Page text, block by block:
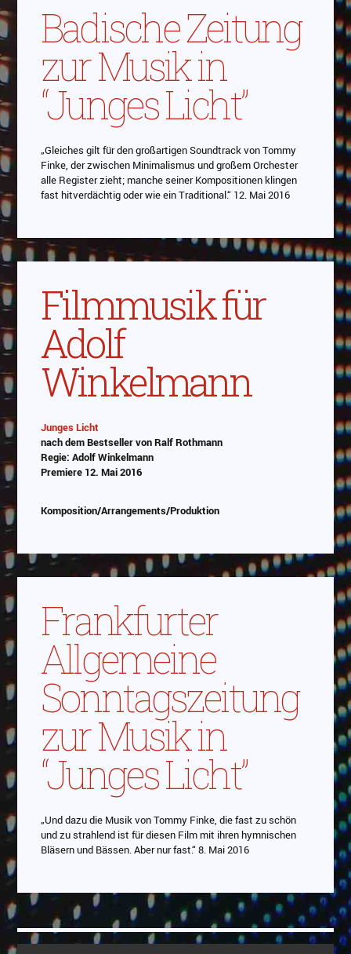
Badische Zeitung
zur Musik in
“Junges Licht”
„Gleiches gilt für den großartigen Soundtrack von Tommy
Finke, der zwischen Minimalismus und großem Orchester
alle Register zieht; manche seiner Kompositionen klingen
fast hitverdächtig oder wie ein Traditional.“ 12. Mai 2016
Filmmusik für
Adolf
Winkelmann
Abspielen
Das Video wird von Youtube eingebettet
Google
Junges Licht
nach dem Bestseller von Ralf Rothmann
Regie: Adolf Winkelmann
Premiere 12. Mai 2016
Komposition/Arrangements/Produktion
Frankfurter
Allgemeine
Sonntagszeitung
zur Musik in
“Junges Licht”
„Und dazu die Musik von Tommy Finke, die fast zu schön
und zu strahlend ist für diesen Film mit ihren hymnischen
Bläsern und Bässen. Aber nur fast.“ 8. Mai 2016